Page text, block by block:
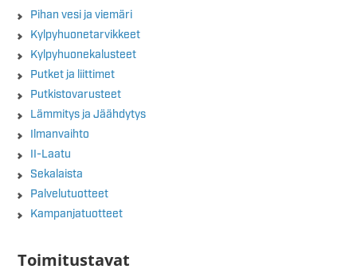
Pihan vesi ja viemäri
Kylpyhuonetarvikkeet
Kylpyhuonekalusteet
Putket ja liittimet
Putkistovarusteet
Lämmitys ja Jäähdytys
Ilmanvaihto
II-Laatu
Sekalaista
Palvelutuotteet
Kampanjatuotteet
Toimitustavat